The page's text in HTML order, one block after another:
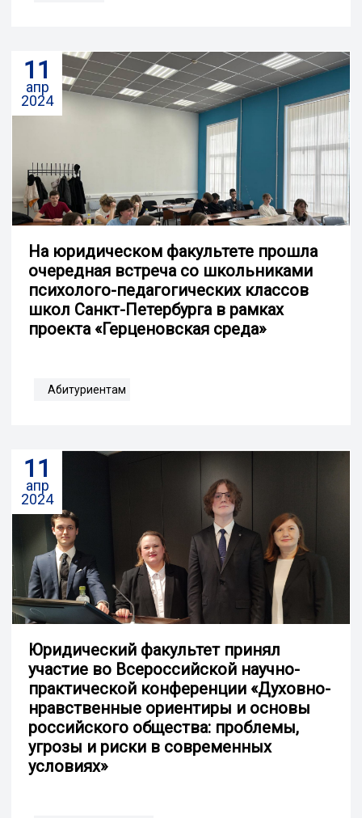
11
апр
2024
На юридическом факультете прошла
очередная встреча со школьниками
психолого-педагогических классов
школ Санкт-Петербурга в рамках
проекта «Герценовская среда»
Абитуриентам
11
апр
2024
Юридический факультет принял
участие во Всероссийской научно-
практической конференции «Духовно-
нравственные ориентиры и основы
российского общества: проблемы,
угрозы и риски в современных
условиях»